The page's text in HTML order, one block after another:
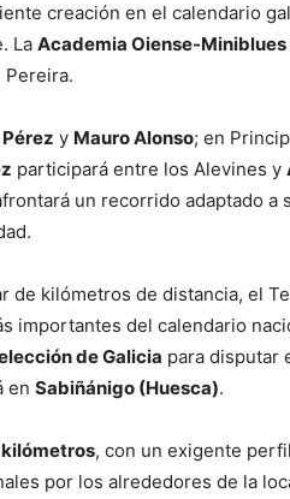
creación en el calendario
La Academia Oiense-Miniblues
Pereira.
y Mauro Alonso; en
participará entre los Alevines y
un recorrido adaptado a
de kilómetros de distancia, el
importantes del calendario
de Galicia para disputar
en Sabiñánigo (Huesca).
, con un exigente
por los alrededores de la